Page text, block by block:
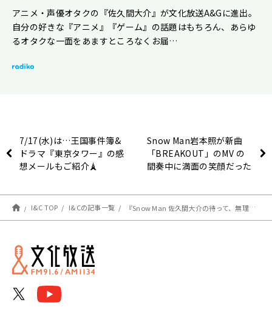
アニメ・声優オタクの『佐久間大介』が文化放送A&Gに進出。
自分の好きな『アニメ』『ゲーム』の話題はもちろん、あらゆ
るオタクな一面をあますところなくお届…
7/17(水)は…王国事件簿&
ドラマ『東京タワー』の感
想メールもご紹介🗼
Snow Man岩本照が新曲
「BREAKOUT」のMV の
間奏中に満面の笑顔だった
す」
I&C TOP I&Cの記事一覧 『Snow Man 佐久間大介の待って、無理、しんどい、、』ゲーム実況＆音楽制作集団「M.S.S Project」からあろまほっと、eoheohがゲストで登場！